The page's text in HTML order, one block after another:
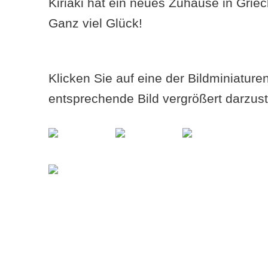
Ganz viel Glück!
Klicken Sie auf eine der
entsprechende Bild vergrößert